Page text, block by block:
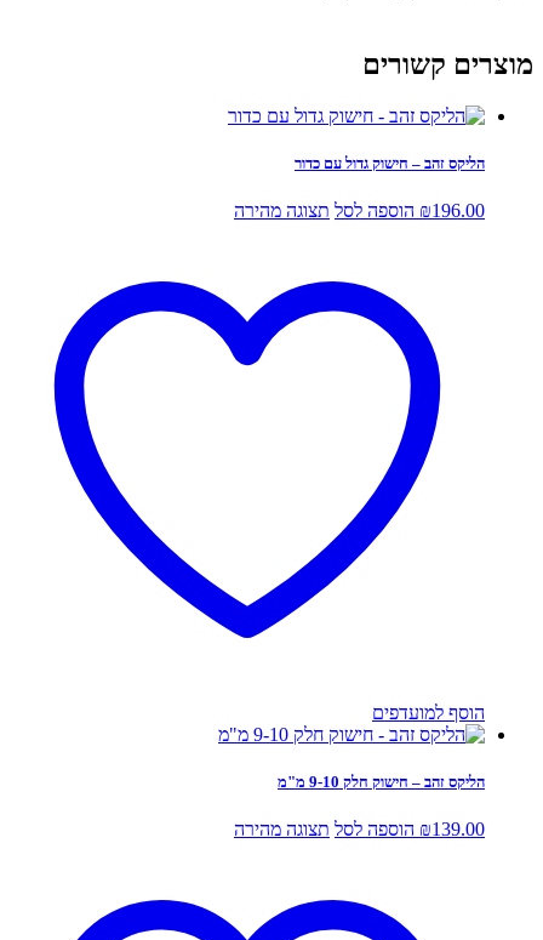
מוצרים קשורים
הליקס זהב – חישוק גדול עם כדור
₪196.00 הוספה לסל תצוגה מהירה
הוסף למועדפים
הליקס זהב – חישוק חלק 9-10 מ"מ
₪139.00 הוספה לסל תצוגה מהירה